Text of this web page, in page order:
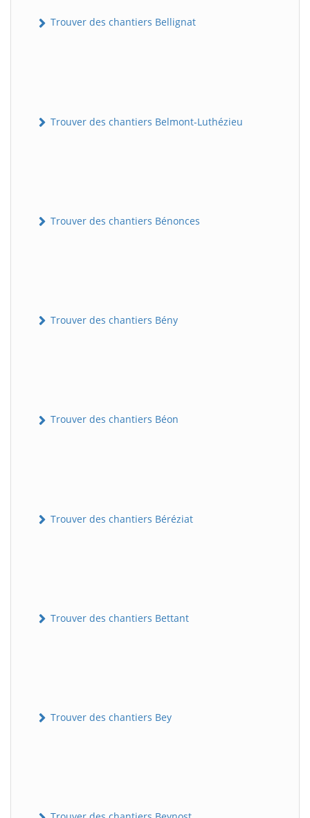
Trouver des chantiers Bellignat
Trouver des chantiers Belmont-Luthézieu
Trouver des chantiers Bénonces
Trouver des chantiers Bény
Trouver des chantiers Béon
Trouver des chantiers Béréziat
Trouver des chantiers Bettant
Trouver des chantiers Bey